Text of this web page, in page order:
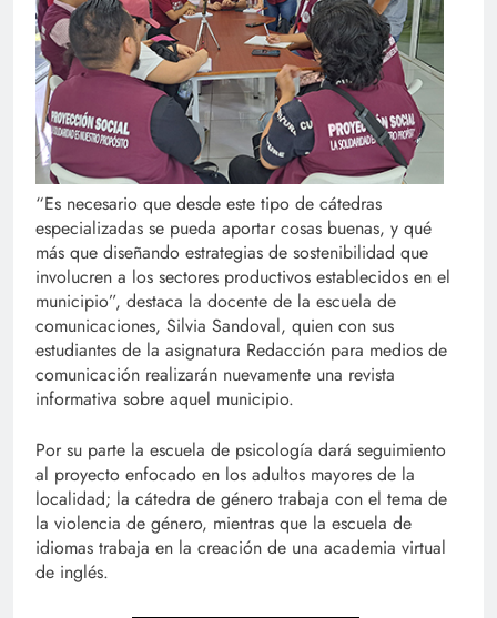
“Es necesario que desde este tipo de cátedras
especializadas se pueda aportar cosas buenas, y qué
más que diseñando estrategias de sostenibilidad que
involucren a los sectores productivos establecidos en el
municipio”, destaca la docente de la escuela de
comunicaciones, Silvia Sandoval, quien con sus
estudiantes de la asignatura Redacción para medios de
comunicación realizarán nuevamente una revista
informativa sobre aquel municipio.
Por su parte la escuela de psicología dará seguimiento
al proyecto enfocado en los adultos mayores de la
localidad; la cátedra de género trabaja con el tema de
la violencia de género, mientras que la escuela de
idiomas trabaja en la creación de una academia virtual
de inglés.